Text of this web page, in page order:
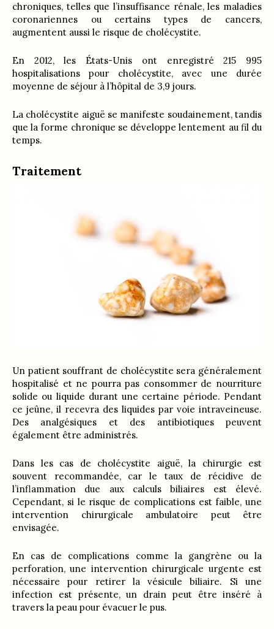
chroniques, telles que l’insuffisance rénale, les maladies
coronariennes ou certains types de cancers,
augmentent aussi le risque de cholécystite.
En 2012, les États-Unis ont enregistré 215 995
hospitalisations pour cholécystite, avec une durée
moyenne de séjour à l’hôpital de 3,9 jours.
La cholécystite aiguë se manifeste soudainement, tandis
que la forme chronique se développe lentement au fil du
temps.
Traitement
Un patient souffrant de cholécystite sera généralement
hospitalisé et ne pourra pas consommer de nourriture
solide ou liquide durant une certaine période. Pendant
ce jeûne, il recevra des liquides par voie intraveineuse.
Des analgésiques et des antibiotiques peuvent
également être administrés.
Dans les cas de cholécystite aiguë, la chirurgie est
souvent recommandée, car le taux de récidive de
l’inflammation due aux calculs biliaires est élevé.
Cependant, si le risque de complications est faible, une
intervention chirurgicale ambulatoire peut être
envisagée.
En cas de complications comme la gangrène ou la
perforation, une intervention chirurgicale urgente est
nécessaire pour retirer la vésicule biliaire. Si une
infection est présente, un drain peut être inséré à
travers la peau pour évacuer le pus.